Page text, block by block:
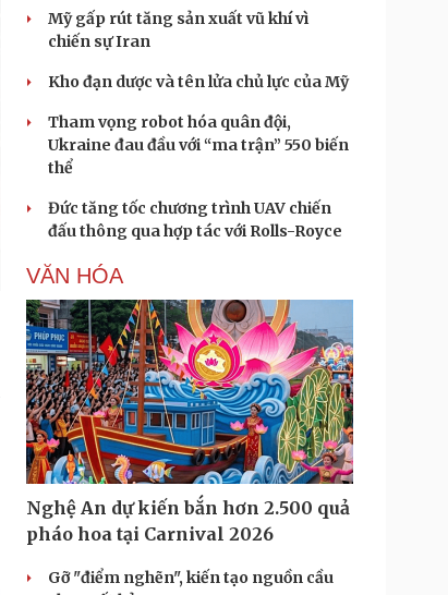
Mỹ gấp rút tăng sản xuất vũ khí vì
chiến sự Iran
Kho đạn dược và tên lửa chủ lực của Mỹ
Tham vọng robot hóa quân đội,
Ukraine đau đầu với “ma trận” 550 biến
thể
Đức tăng tốc chương trình UAV chiến
đấu thông qua hợp tác với Rolls-Royce
VĂN HÓA
Nghệ An dự kiến bắn hơn 2.500 quả
pháo hoa tại Carnival 2026
Gỡ "điểm nghẽn", kiến tạo nguồn cầu